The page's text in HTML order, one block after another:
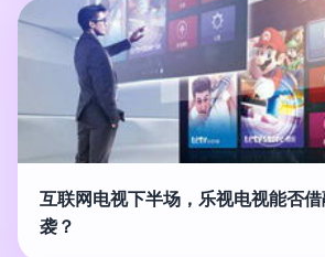
互联网电视下半场，乐视电视能否
袭？